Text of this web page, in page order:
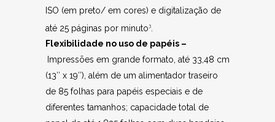
ISO (em preto/ em cores) e digitalização de
até 25 páginas por minuto 3
Flexibilidade no uso de papéis –
Impressões em grande formato, até 33,48 cm
(13″ x 19″), além de um alimentador traseiro
de 85 folhas para papéis especiais e de
diferentes tamanhos; capacidade total de